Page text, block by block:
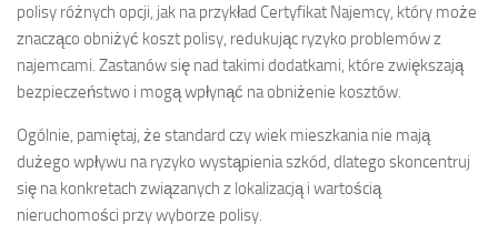
polisy różnych opcji, jak na przykład Certyfikat Najemcy, który może
znacząco obniżyć koszt polisy, redukując ryzyko problemów z
najemcami. Zastanów się nad takimi dodatkami, które zwiększają
bezpieczeństwo i mogą wpłynąć na obniżenie kosztów.
Ogólnie, pamiętaj, że standard czy wiek mieszkania nie mają
dużego wpływu na ryzyko wystąpienia szkód, dlatego skoncentruj
się na konkretach związanych z lokalizacją i wartością
nieruchomości przy wyborze polisy.